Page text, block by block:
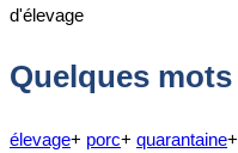
d'élevage
Quelques
élevage+ porc+ quarantaine+